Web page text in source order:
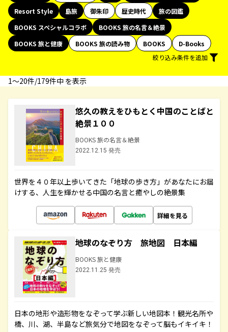
Resort Style
島旅 御朱印 歴史時代
旅の図鑑
BOOKS スペシャルコラボ
BOOKS 旅の名言＆絶景
BOOKS 旅と健康
BOOKS 旅の読み物 BOOKS
D-Books
絞り込み条件を追加
1〜20件/179件中 を表示
悠久の教えをひもとく中国のことばと
絶景１００
BOOKS 旅の名言＆絶景
2022.12.15 発売
世界を４０年以上歩いてきた「地球の歩き方」があなたにお届
けする、人生を輝かせる中国の名言と癒やしの絶景集
詳細を見る
地球のなぞり方 旅地図 日本編
BOOKS 旅と健康
2022.11.25 発売
日本の地形や造形物をなぞって学ぶ新しい地図本！観光名所や
橋、川、湖、半島など旅気分で地図をなぞって脳もイキイキ！